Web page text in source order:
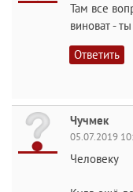
Там все
виноват -
Ответить
Чучмек
05.07.2019
Человеку